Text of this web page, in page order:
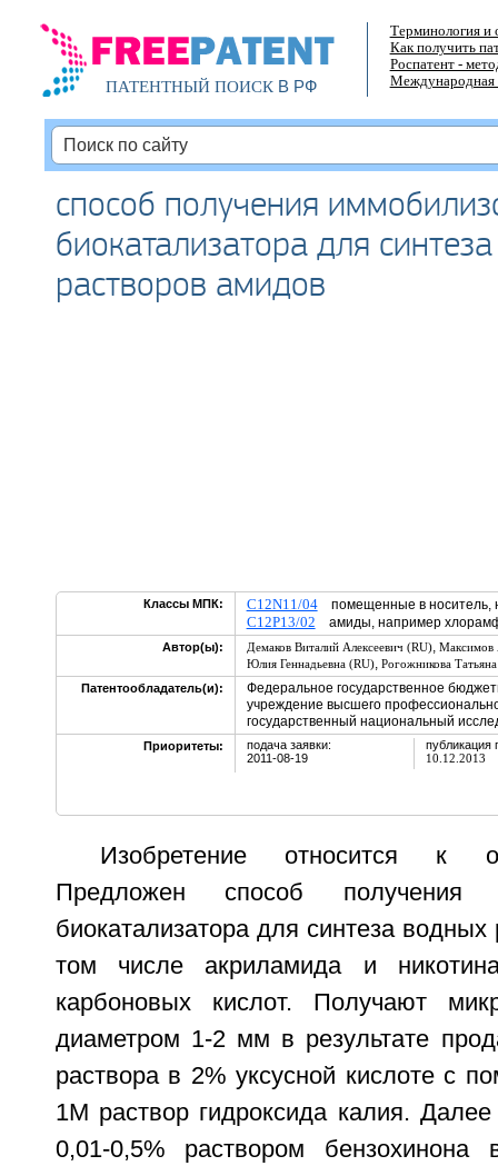
ПАТЕНТНЫЙ ПОИСКВ РФ
Терминология и
Как получить
Роспатент -
Международная
способ получения
биокатализатора для
растворов амидов
Классы МПК: C12N11/04помещенные в носитель,
C12P13/02 амиды, например
Автор(ы): Демаков Виталий Алексеевич (RU), Максимов
Юлия Геннадьевна (RU), Рогожникова
Патентообладатель(и):
Федеральное государственное
учреждение высшего
государственный национальный
Приоритеты:
подача заявки:
2011-08-19
публикация
10.12.2013
Изобретение относится к
Предложен способ получения
биокатализатора для синтеза
том числе акриламида и
карбоновых кислот. Получают
диаметром 1-2 мм в результате
раствора в 2% уксусной кислоте с
1М раствор гидроксида калия. Далее
0,01-0,5% раствором бензохинона